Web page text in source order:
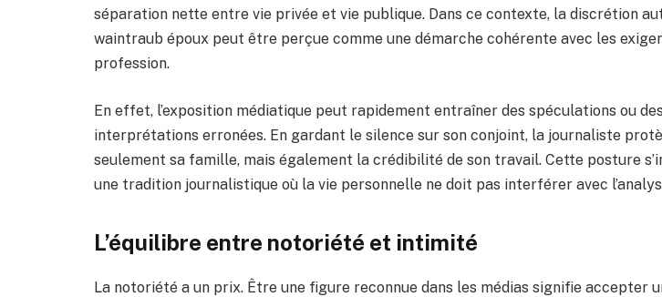
séparation nette entre vie privée et vie publique. Dans ce contexte, la discrétion
waintraub époux peut être perçue comme une démarche cohérente avec les
profession.
En effet, l’exposition médiatique peut rapidement entraîner des spéculations ou des
interprétations erronées. En gardant le silence sur son conjoint, la journaliste
seulement sa famille, mais également la crédibilité de son travail. Cette posture
une tradition journalistique où la vie personnelle ne doit pas interférer avec
L’équilibre entre notoriété et intimité
La notoriété a un prix. Être une figure reconnue dans les médias signifie accepter